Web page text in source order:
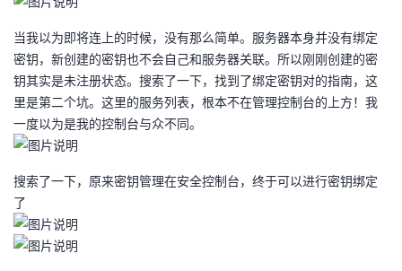
客
论
坛
的
圈
子
我
的
直
我
的
我
注
开
我
的
我
当我以为即将连上的时候，没有那么简单。服务器本身并没有绑定
密钥，新创建的密钥也不会自己和服务器关联。所以刚刚创建的密
钥其实是未注册状态。搜索了一下，找到了绑定密钥对的指南，这
里是第二个坑。这里的服务列表，根本不在管理控制台的上方！我
一度以为是我的控制台与众不同。
搜索了一下，原来密钥管理在安全控制台，终于可以进行密钥绑定
了